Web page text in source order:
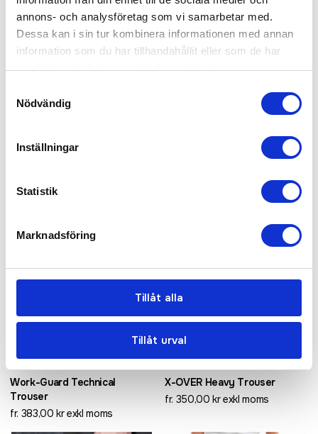
annons- och analysföretag som vi samarbetar med.
Dessa kan i sin tur kombinera informationen med annan
information som du har tillhandahållit eller som de har
samlat in när du har använt deras tjänster.
Nödvändig
Inställningar
Statistik
Marknadsföring
Tillåt alla
Tillåt urval
Long
fr. 249,00 kr exkl moms
Work-Guard Technical
Trouser
fr. 383,00 kr exkl moms
X-OVER Heavy Trouser
fr. 350,00 kr exkl moms